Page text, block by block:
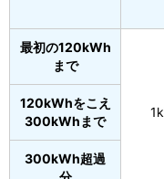
最初の120kWh
まで
120kWhをこえ
300kWhまで
300kWh超過